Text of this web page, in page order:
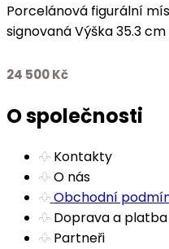
Porcelánová figurální
signovaná Výška 35.3
24 500Kč
O společnosti
Kontakty
O nás
Obchodní
Doprava a platba
Partneři